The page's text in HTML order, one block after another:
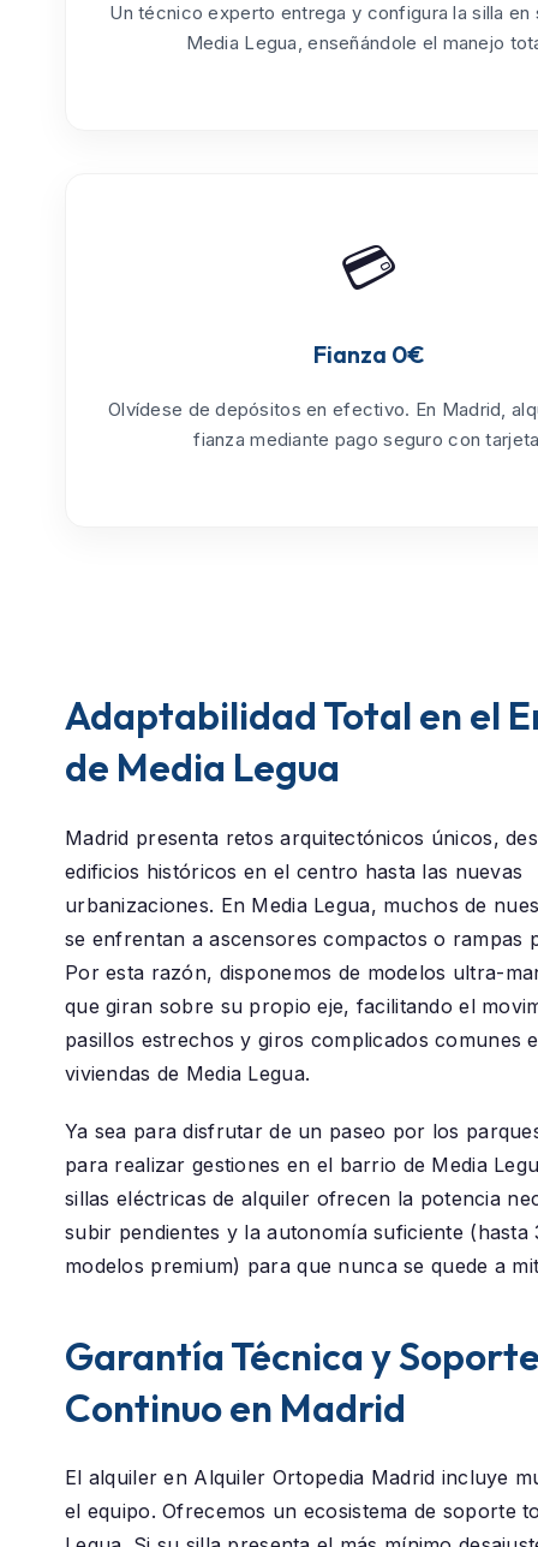
Un técnico experto entrega y configura la silla en
Media Legua, enseñándole el manejo
💳
Fianza 0€
Olvídese de depósitos en efectivo. En Madrid,
fianza mediante pago seguro con
Adaptabilidad Total en el
de Media Legua
Madrid presenta retos arquitectónicos únicos,
edificios históricos en el centro hasta las nuevas
urbanizaciones. En Media Legua, muchos de
se enfrentan a ascensores compactos o rampas
Por esta razón, disponemos de modelos ultra-
que giran sobre su propio eje, facilitando el
pasillos estrechos y giros complicados comunes
viviendas de Media Legua.
Ya sea para disfrutar de un paseo por los
para realizar gestiones en el barrio de Media
sillas eléctricas de alquiler ofrecen la potencia
subir pendientes y la autonomía suficiente (hasta
modelos premium) para que nunca se quede a
Garantía Técnica y
Continuo en Madrid
El alquiler en Alquiler Ortopedia Madrid incluye
el equipo. Ofrecemos un ecosistema de soporte